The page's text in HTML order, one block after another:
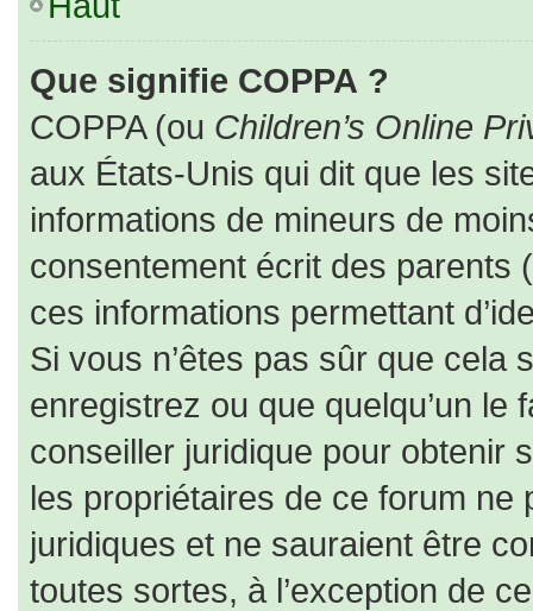
Que signifie COPPA ?
COPPA (ou Children’s Online
aux États-Unis qui dit que les
informations de mineurs de
consentement écrit des parents
ces informations permettant
Si vous n’êtes pas sûr que cela
enregistrez ou que quelqu’un
conseiller juridique pour obtenir
les propriétaires de ce forum
juridiques et ne sauraient être
toutes sortes, à l’exception de